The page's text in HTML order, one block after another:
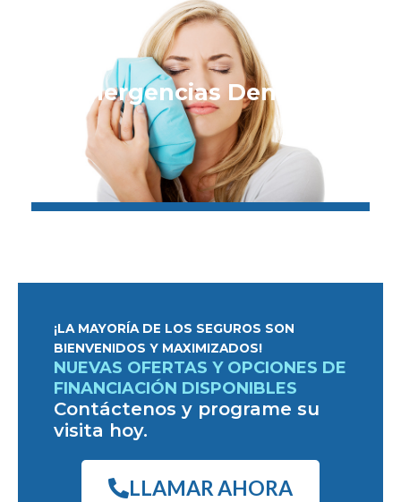
Emergencias Dentales
¡LA MAYORÍA DE LOS SEGUROS SON
BIENVENIDOS Y MAXIMIZADOS!
NUEVAS OFERTAS Y OPCIONES DE
FINANCIACIÓN DISPONIBLES
Contáctenos y programe su
visita hoy.
LLAMAR AHORA